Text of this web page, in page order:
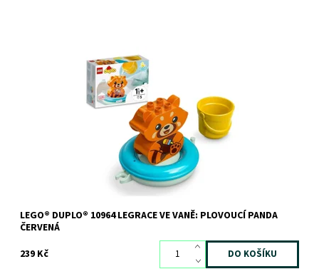
Obohaťte koupání o rozvíjení dovedností o spoustu legrace s
touto všestrannou, snadno omyvatelnou hračkou pro nejmenší.
Skladem3 ks
9681
LEGO® DUPLO® 10964 LEGRACE VE VANĚ: PLOVOUCÍ PANDA
ČERVENÁ
239 Kč